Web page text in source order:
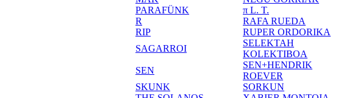
PARAFÜNK
π L. T.
R
RAFA RUEDA
RIP
RUPER ORDORIKA
SAGARROI
SELEKTAH
KOLEKTIBOA
SEN
SEN+HENDRIK
ROEVER
SKUNK
SORKUN